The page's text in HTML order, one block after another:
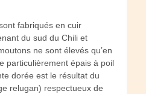
fabriqués en cuir
du sud du Chili et
ne sont élevés qu’en
particulièrement épais à poil
dorée est le résultat du
relugan) respectueux de